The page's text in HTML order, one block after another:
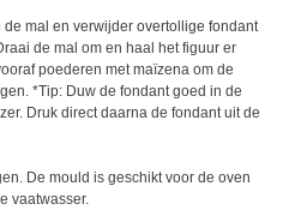
mal en verwijder overtollige fondant
de mal om en haal het figuur er
poederen met maïzena om de
*Tip: Duw de fondant goed in de
Druk direct daarna de fondant uit de
De mould is geschikt voor de oven
vaatwasser.